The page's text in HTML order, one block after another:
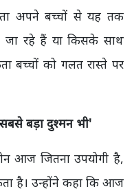
अपने बच्चों से यह तक
रहे हैं या किसके साथ
बच्चों को गलत रास्ते पर
बड़ा दुश्मन भी'
आज जितना उपयोगी है,
है। उन्होंने कहा कि आज